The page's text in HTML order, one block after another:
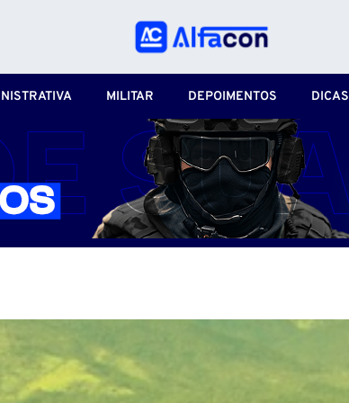
MILITAR DEPOIMENTOS DICAS